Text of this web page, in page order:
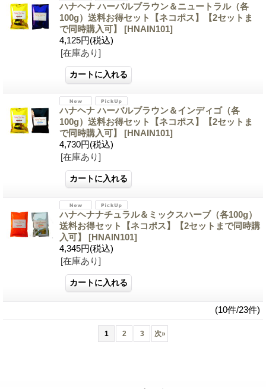
ハナヘナ ハーバルブラウン＆ニュートラル（各
100g）送料お得セット【ネコポス】【2セットま
で同時購入可】 [HNAIN101]
4,125円(税込)
[在庫あり]
ハナヘナ ハーバルブラウン＆インディゴ（各
100g）送料お得セット【ネコポス】【2セットま
で同時購入可】 [HNAIN101]
4,730円(税込)
[在庫あり]
ハナヘナナチュラル＆ミックスハーブ（各100g）
送料お得セット【ネコポス】【2セットまで同時購
入可】 [HNAIN101]
4,345円(税込)
[在庫あり]
(10件/23件)
1 2 3 次»